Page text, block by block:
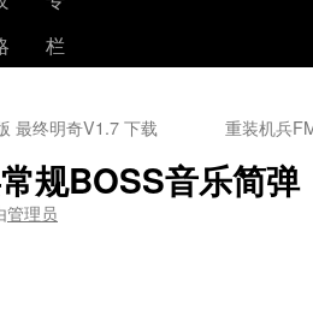
栏
最终明奇V1.7 下载 重装机兵
规BOSS音乐简弹
管理员